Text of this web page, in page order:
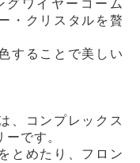
グワイヤーコーム
・クリスタルを贅
することで美しい
、コンプレックス
です。
とめたり、フロン